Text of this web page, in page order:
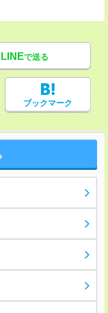
LINEで送る
ブックマーク